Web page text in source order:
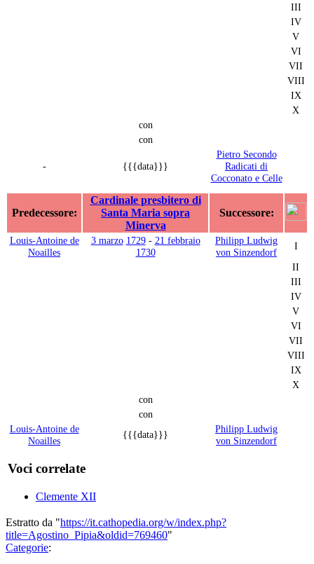
III
IV
V
VI
VII
VIII
IX
X
con
con
- {{{data}}}
Pietro Secondo
Radicati di
Cocconato e Celle
Predecessore:
Cardinale presbitero di
Santa Maria sopra
Minerva
Successore:
Louis-Antoine de
Noailles
3 marzo 1729- 21 febbraio
1730
Philipp Ludwig
von Sinzendorf
I
II
III
IV
V
VI
VII
VIII
IX
X
con
con
Louis-Antoine de
Noailles
{{{data}}}
Philipp Ludwig
von Sinzendorf
Voci correlate
Clemente XII
Estratto da "https://it.cathopedia.org/w/index.php?
title=Agostino_Pipia&oldid=769460"
Categorie: